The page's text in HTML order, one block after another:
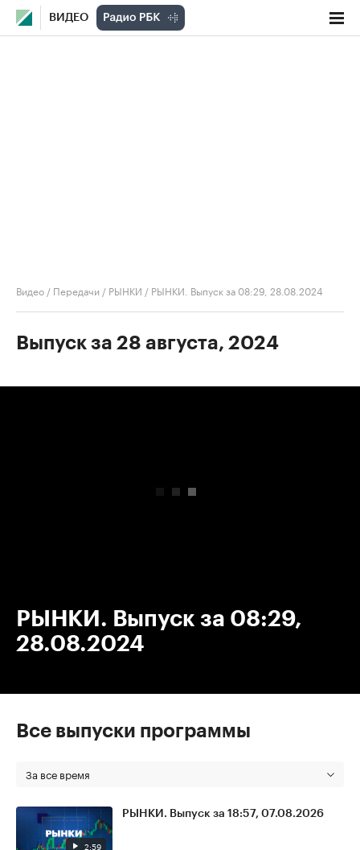
ВИДЕО
Видео / Передачи / РЫНКИ / РЫНКИ. Выпуск за 08:29, 28.08.2024
Выпуск за 28 августа, 2024
РЫНКИ. Выпуск за 08:29,
28.08.2024
Все выпуски программы
За все время
2:59
РЫНКИ. Выпуск за 18:57, 07.08.2026